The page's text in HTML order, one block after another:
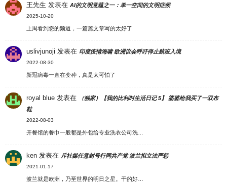
王先生 发表在AI的文明意蕴之一：单一空间的文明症候
2025-10-20
上周看到您的频道，一篇篇文章写的太好了
uslivjunoji 发表在 印度疫情海啸 欧洲议会呼吁停止航班入境
2022-08-30
新冠病毒一直在变种，真是太可怕了
royal blue 发表在
（独家）【我的比利时生活日记 5】 婆婆给我买了一双布
鞋
2022-08-03
开餐馆的餐巾一般都是外包给专业洗衣公司洗…
ken 发表在 斥社媒任意封号行同共产党 波兰拟立法严惩
2021-01-17
波兰就是欧洲，乃至世界的明日之星。干的好…